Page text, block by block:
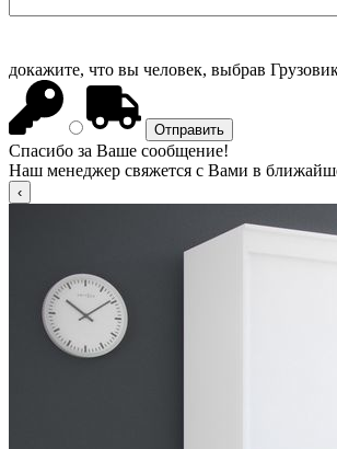
докажите, что вы человек, выбрав
Спасибо за Ваше сообщение!
Наш менеджер свяжется с Вами в